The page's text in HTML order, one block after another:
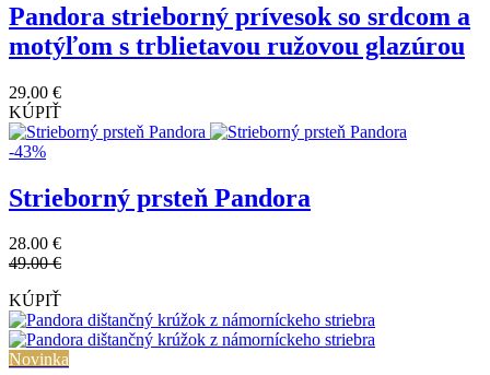
Pandora strieborný prívesok so srdcom a
motýľom s trblietavou ružovou glazúrou
29.00 €
KÚPIŤ
-43%
Strieborný prsteň Pandora
28.00 €
49.00 €
KÚPIŤ
Novinka